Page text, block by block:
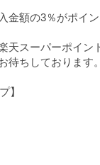
金額の3％がポイ
天スーパーポイン
待ちしております。
】